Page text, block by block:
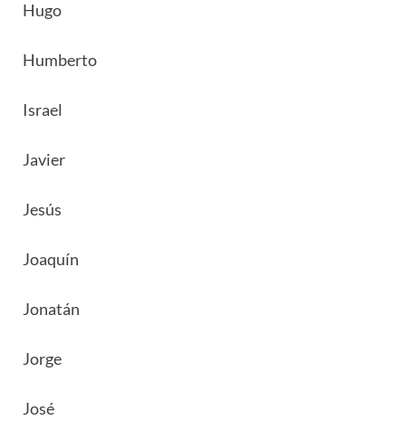
Hugo
Humberto
Israel
Javier
Jesús
Joaquín
Jonatán
Jorge
José